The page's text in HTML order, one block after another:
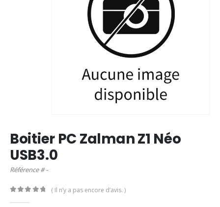
Boitier PC Zalman Z1 Néo
USB3.0
Référence # -
( Il n’y a pas encore d’avis. )